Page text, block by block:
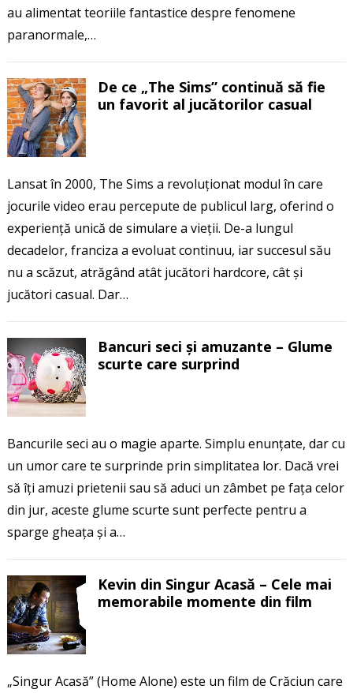
au alimentat teoriile fantastice despre fenomene
paranormale,…
De ce „The Sims” continuă să fie
un favorit al jucătorilor casual
Lansat în 2000, The Sims a revoluționat modul în care
jocurile video erau percepute de publicul larg, oferind o
experiență unică de simulare a vieții. De-a lungul
decadelor, franciza a evoluat continuu, iar succesul său
nu a scăzut, atrăgând atât jucători hardcore, cât și
jucători casual. Dar…
Bancuri seci și amuzante – Glume
scurte care surprind
Bancurile seci au o magie aparte. Simplu enunțate, dar cu
un umor care te surprinde prin simplitatea lor. Dacă vrei
să îți amuzi prietenii sau să aduci un zâmbet pe fața celor
din jur, aceste glume scurte sunt perfecte pentru a
sparge gheața și a…
Kevin din Singur Acasă – Cele mai
memorabile momente din film
„Singur Acasă” (Home Alone) este un film de Crăciun care